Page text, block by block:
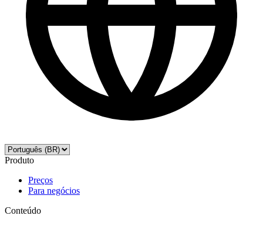
Produto
Preços
Para negócios
Conteúdo